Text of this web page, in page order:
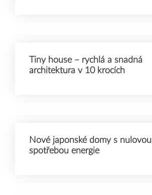
Tiny house – rychlá a snadná
architektura v 10 krocích
Nové japonské domy s nulovou
spotřebou energie